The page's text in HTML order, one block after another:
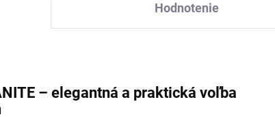
Hodnotenie
– elegantná a praktická voľba